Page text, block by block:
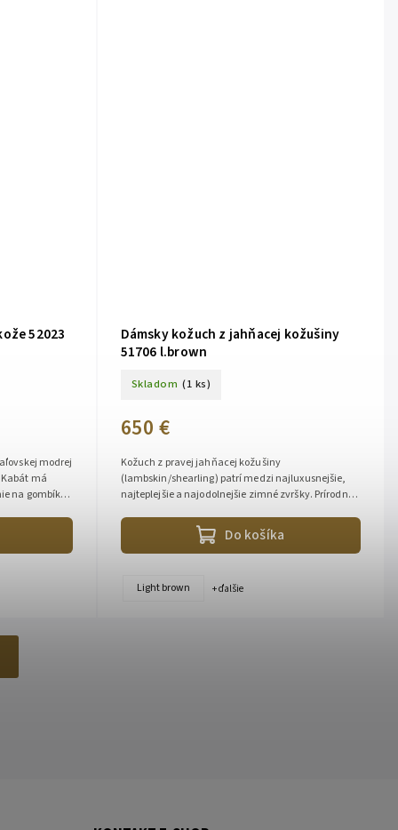
52023
modrej
má
na gombíky.
Dámsky kožuch z jahňacej kožušiny
51706 l.brown
Skladom (1 ks)
650 €
Do košíka
Kožuch z pravej jahňacej kožušiny
(lambskin/shearling) patrí medzi najluxusnejšie,
najteplejšie a najodolnejšie zimné zvršky. Prírodná
Light brown + ďalšie